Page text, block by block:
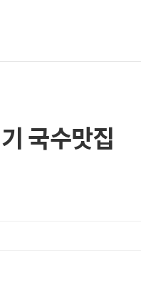
국수맛집